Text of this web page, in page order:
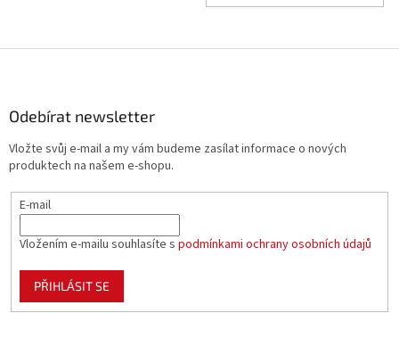
Odebírat newsletter
Vložte svůj e-mail a my vám budeme zasílat informace o nových
produktech na našem e-shopu.
E-mail
Vložením e-mailu souhlasíte s podmínkami ochrany osobních údajů
PŘIHLÁSIT SE